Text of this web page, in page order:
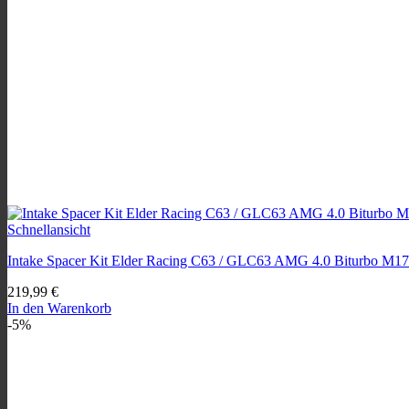
Schnellansicht
Intake Spacer Kit Elder Racing C63 / GLC63 AMG 4.0 Biturbo
219,99 €
In den Warenkorb
-5%